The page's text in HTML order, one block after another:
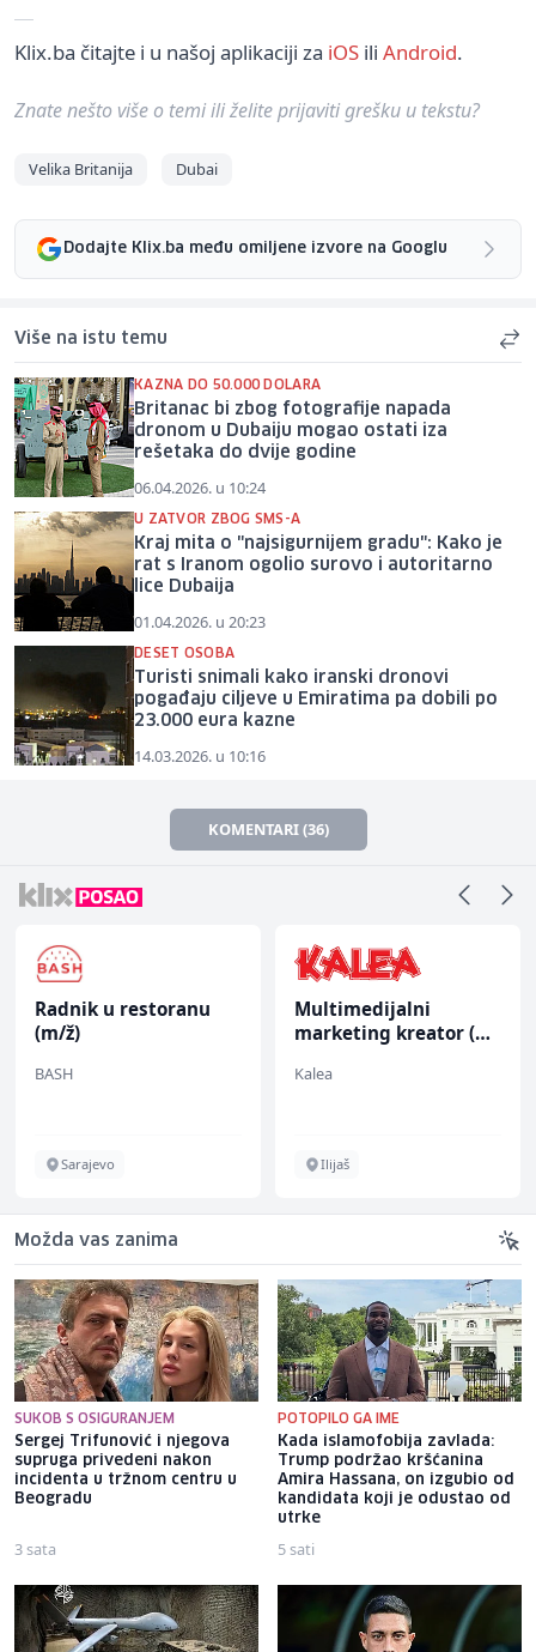
Klix.ba čitajte i u našoj aplikaciji za iOS ili Android.
Znate nešto više o temi ili želite prijaviti grešku u tekstu?
Velika Britanija Dubai
Dodajte Klix.ba među omiljene izvore na Googlu
Više na istu temu
KAZNA DO 50.000 DOLARA
Britanac bi zbog fotografije napada
dronom u Dubaiju mogao ostati iza
rešetaka do dvije godine
06.04.2026. u 10:24
U ZATVOR ZBOG SMS-A
Kraj mita o "najsigurnijem gradu": Kako je
rat s Iranom ogolio surovo i autoritarno
lice Dubaija
01.04.2026. u 20:23
DESET OSOBA
Turisti snimali kako iranski dronovi
pogađaju ciljeve u Emiratima pa dobili po
23.000 eura kazne
14.03.2026. u 10:16
KOMENTARI (36)
Radnik u restoranu
(m/ž)
BASH
Sarajevo
Multimedijalni
marketing kreator (m/
Kalea
Ilijaš
Možda vas zanima
SUKOB S OSIGURANJEM
Sergej Trifunović i njegova
supruga privedeni nakon
incidenta u tržnom centru u
Beogradu
3 sata
POTOPILO GA IME
Kada islamofobija zavlada:
Trump podržao kršćanina
Amira Hassana, on izgubio od
kandidata koji je odustao od
utrke
5 sati